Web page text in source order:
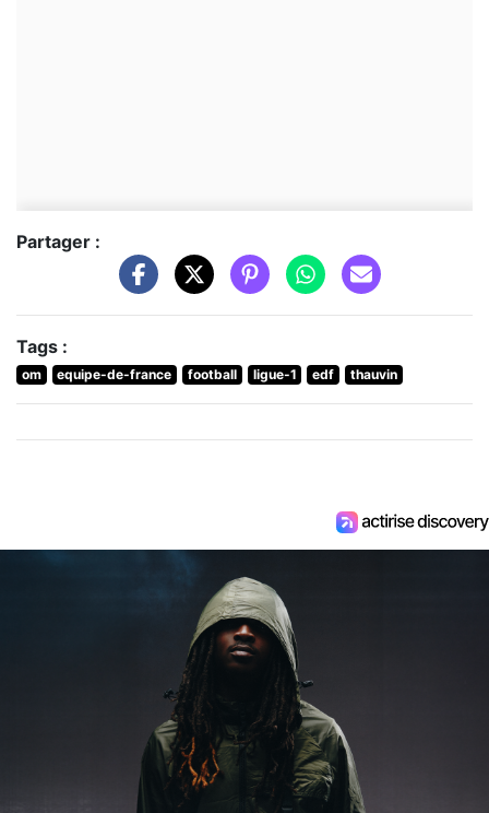
Partager :
Tags :
om equipe-de-france football ligue-1 edf thauvin